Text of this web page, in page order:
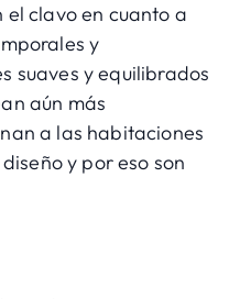
el clavo en cuanto a
y
suaves y equilibrados
aún más
a las habitaciones
y por eso son